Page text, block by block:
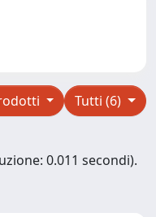
Tutti (6)
0.011 secondi).